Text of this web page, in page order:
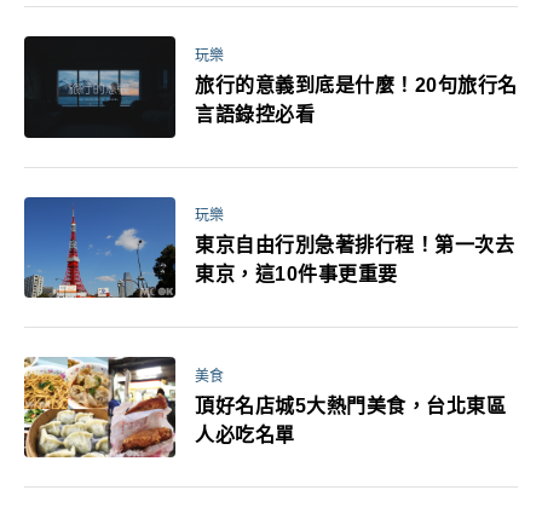
玩樂
旅行的意義到底是什麼！20句旅行名
言語錄控必看
玩樂
東京自由行別急著排行程！第一次去
東京，這10件事更重要
美食
頂好名店城5大熱門美食，台北東區
人必吃名單